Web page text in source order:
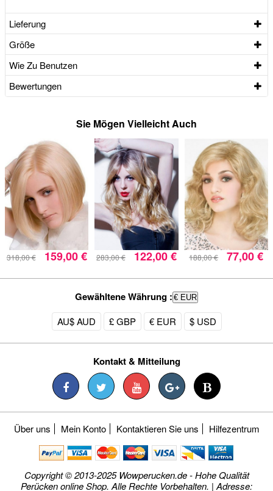
Lieferung
Größe
Wie Zu Benutzen
Bewertungen
Sie Mögen Vielleicht Auch
318,00 € 159,00 € 283,00 € 122,00 € 188,00 € 77,00 €
Gewähltene Währung : € EUR
AU$ AUD £ GBP € EUR $ USD
Kontakt & Mitteilung
Über uns Mein Konto Kontaktieren Sie uns Hilfezentrum
Copyright © 2013-2025 Wowperucken.de - Hohe Qualität
Perücken online Shop. Alle Rechte Vorbehalten. | Adresse: